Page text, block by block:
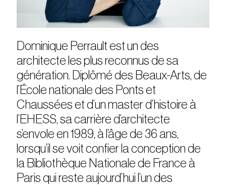
Dominique Perrault est un des
architecte les plus reconnus de sa
génération. Diplômé des Beaux-Arts, de
l’École nationale des Ponts et
Chaussées et d’un master d’histoire à
l’EHESS, sa carrière d’architecte
s’envole en 1989, à l’âge de 36 ans,
lorsqu’il se voit confier la conception de
la Bibliothèque Nationale de France à
Paris qui reste aujourd’hui l’un des